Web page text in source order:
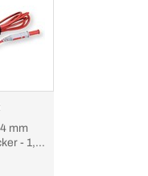
mm
- 1,5